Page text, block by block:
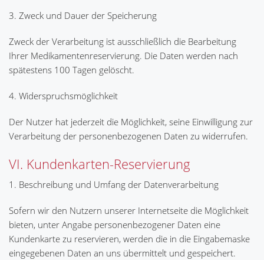
3. Zweck und Dauer der Speicherung
Zweck der Verarbeitung ist ausschließlich die Bearbeitung
Ihrer Medikamentenreservierung. Die Daten werden nach
spätestens 100 Tagen gelöscht.
4. Widerspruchsmöglichkeit
Der Nutzer hat jederzeit die Möglichkeit, seine Einwilligung zur
Verarbeitung der personenbezogenen Daten zu widerrufen.
VI. Kundenkarten-Reservierung
1. Beschreibung und Umfang der Datenverarbeitung
Sofern wir den Nutzern unserer Internetseite die Möglichkeit
bieten, unter Angabe personenbezogener Daten eine
Kundenkarte zu reservieren, werden die in die Eingabemaske
eingegebenen Daten an uns übermittelt und gespeichert.